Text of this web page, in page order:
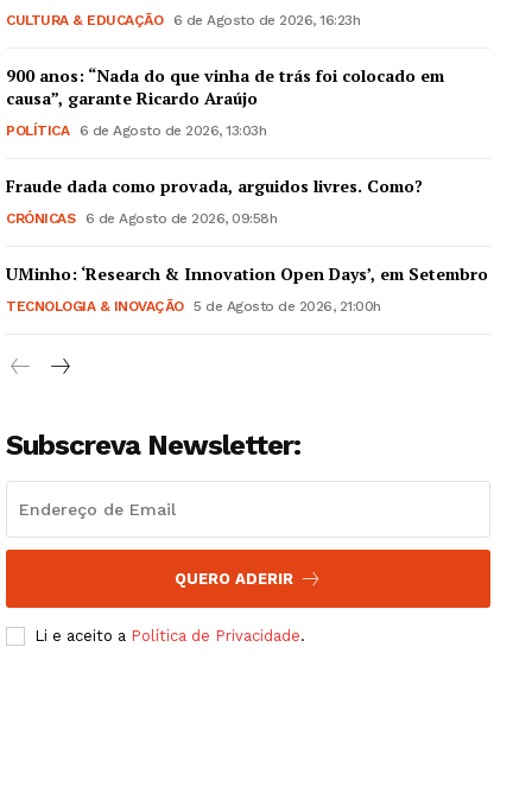
Guimarães, agora!
Institucional
Artigos
Grande Entrevista
CULTURA & EDUCAÇÃO 6 de Agosto de 2026, 16:23h
900 anos: “Nada do que vinha de trás foi colocado em
causa”, garante Ricardo Araújo
POLÍTICA 6 de Agosto de 2026, 13:03h
Fraude dada como provada, arguidos livres. Como?
CRÓNICAS 6 de Agosto de 2026, 09:58h
UMinho: ‘Research & Innovation Open Days’, em Setembro
TECNOLOGIA & INOVAÇÃO 5 de Agosto de 2026, 21:00h
Subscreva Newsletter:
QUERO ADERIR
Li e aceito a Política de Privacidade.